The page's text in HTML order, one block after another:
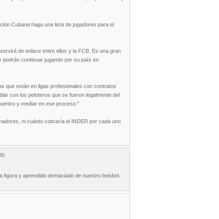
Cubana haga una lista de jugadores para el
de enlace entre ellos y la FCB. Es una gran
continuar jugando por su país en
que están en ligas profesionales con contratos
con los peloteros que se fueron legalmente del
y mediar en ese proceso."
ni cuánto cobraría el INDER por cada uno
y aprendido demaciado de nuestro beisbol.